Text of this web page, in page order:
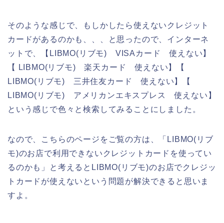
そのような感じで、もしかしたら使えないクレジット
カードがあるのかも、、、と思ったので、インターネ
ットで、【LIBMO(リブモ) VISAカード 使えない】
【 LIBMO(リブモ) 楽天カード 使えない】【
LIBMO(リブモ) 三井住友カード 使えない】【
LIBMO(リブモ) アメリカンエキスプレス 使えない】
という感じで色々と検索してみることにしました。
なので、こちらのページをご覧の方は、「LIBMO(リブ
モ)のお店で利用できないクレジットカードを使ってい
るのかも」と考えるとLIBMO(リブモ)のお店でクレジッ
トカードが使えないという問題が解決できると思いま
すよ。